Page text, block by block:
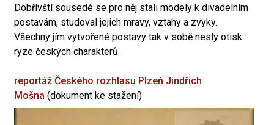
Dobřívští sousedé se pro něj stali modely k divadelním
postavám, studoval jejich mravy, vztahy a zvyky.
Všechny jím vytvořené postavy tak v sobě nesly otisk
ryze českých charakterů.
reportáž Českého rozhlasu Plzeň Jindřich
Mošna (dokument ke stažení)